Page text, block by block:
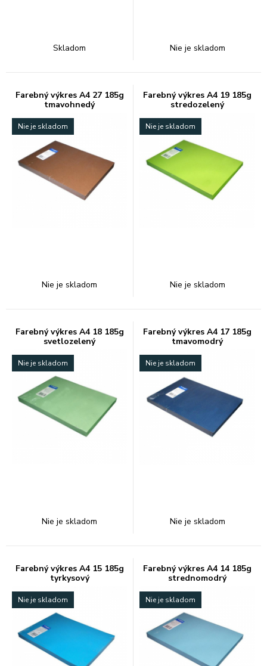
Skladom Nie je skladom
Farebný výkres A4 27 185g
tmavohnedý
Nie je skladom
Nie je skladom
Farebný výkres A4 19 185g
stredozelený
Nie je skladom
Nie je skladom
Farebný výkres A4 18 185g
svetlozelený
Nie je skladom
Nie je skladom
Farebný výkres A4 17 185g
tmavomodrý
Nie je skladom
Nie je skladom
Farebný výkres A4 15 185g
tyrkysový
Nie je skladom
Farebný výkres A4 14 185g
strednomodrý
Nie je skladom